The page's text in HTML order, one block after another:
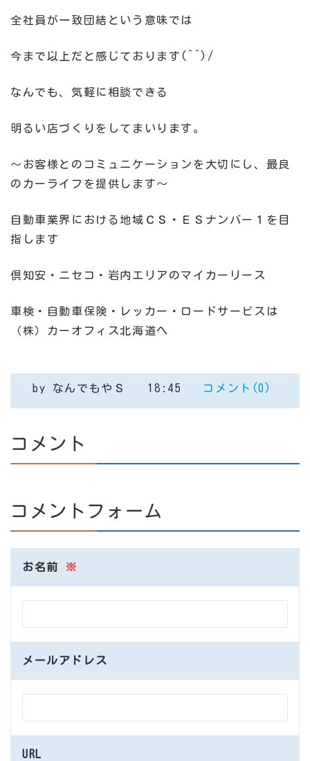
全社員が一致団結という意味では
今まで以上だと感じております(^^)/
なんでも、気軽に相談できる
明るい店づくりをしてまいります。
～お客様とのコミュニケーションを大切にし、最良
のカーライフを提供します～
自動車業界における地域ＣＳ・ＥＳナンバー１を目
指します
倶知安・ニセコ・岩内エリアのマイカーリース
車検・自動車保険・レッカー・ロードサービスは
（株）カーオフィス北海道へ
by なんでもやＳ 18:45 コメント(0)
コメント
コメントフォーム
お名前 ※
メールアドレス
URL